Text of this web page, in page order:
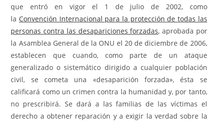
que entró en vigor el 1 de julio de 2002, como
la Convención Internacional para la protección de todas las
personas contra las desapariciones forzadas, aprobada por
la Asamblea General de la ONU el 20 de diciembre de 2006,
establecen que cuando, como parte de un ataque
generalizado o sistemático dirigido a cualquier población
civil, se cometa una «desaparición forzada», ésta se
calificará como un crimen contra la humanidad y, por tanto,
no prescribirá. Se dará a las familias de las víctimas el
derecho a obtener reparación y a exigir la verdad sobre la